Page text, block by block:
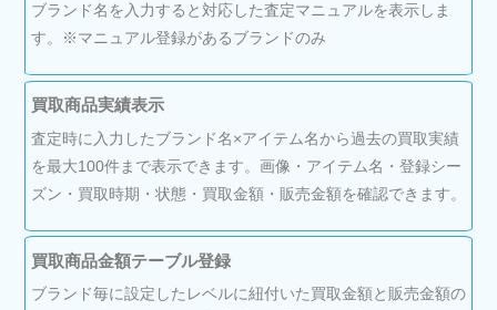
ブランド名を入力すると対応した査定マニュアルを表示しま
す。※マニュアル登録があるブランドのみ
買取商品実績表示
査定時に入力したブランド名×アイテム名から過去の買取実績
を最大100件まで表示できます。画像・アイテム名・登録シー
ズン・買取時期・状態・買取金額・販売金額を確認できます。
買取商品金額テーブル登録
ブランド毎に設定したレベルに紐付いた買取金額と販売金額の